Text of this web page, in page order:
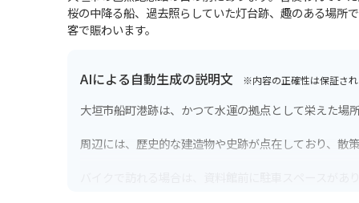
桜の中降る船、過去照らしていた灯台跡、趣のある場所
客で賑わいます。
AIによる自動生成の説明文 ※内容の正確性は保証さ
大垣市船町港跡は、かつて水運の拠点として栄えた場
周辺には、歴史的な建造物や史跡が点在しており、散